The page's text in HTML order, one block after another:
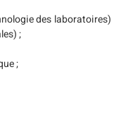
des laboratoires)
;
;